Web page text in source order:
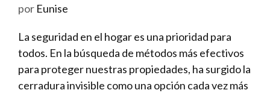
por Eunise
La​ seguridad‍ en el hogar es una prioridad para
todos. En la búsqueda de ⁣métodos más efectivos
para proteger nuestras propiedades, ha surgido la
cerradura invisible como una opción cada vez más